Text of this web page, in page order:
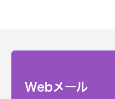
Webメール